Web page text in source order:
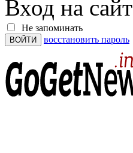
Вход на сайт
Не запоминать
восстановить пароль